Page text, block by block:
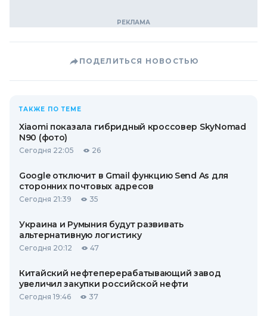
ПОДЕЛИТЬСЯ НОВОСТЬЮ
ТАКЖЕ ПО ТЕМЕ
Xiaomi показала гибридный кроссовер SkyNomad
N90 (фото)
Сегодня 22:05 26
Google отключит в Gmail функцию Send As для
сторонних почтовых адресов
Сегодня 21:39 35
Украина и Румыния будут развивать
альтернативную логистику
Сегодня 20:12 47
Китайский нефтеперерабатывающий завод
увеличил закупки российской нефти
Сегодня 19:46 37